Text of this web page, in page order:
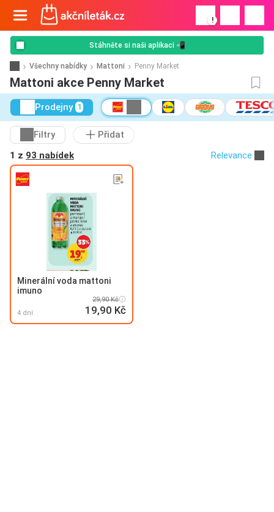
!
Stáhněte si naši aplikaci 📲
Všechny nabídky Mattoni Penny Market
Mattoni akce Penny Market
Prodejny 1
Filtry
Přidat
1 z 93 nabídek Relevance
Minerální voda mattoni
imuno
4 dní
29,90 Kč
19,90 Kč